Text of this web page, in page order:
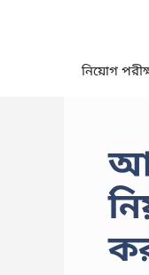
নিয়োগ